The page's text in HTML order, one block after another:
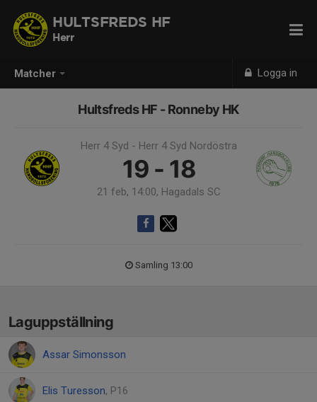
Matcher Logga in
HULTSFREDS HF
Herr
Hultsfreds HF - Ronneby HK
Herr 4 Syd - Herr 4 Syd Nordöstra
19 - 18
21 feb, 14:00, Hagadals SC
Samling 13:00
Laguppställning
Assar Simonsson
Elis Turesson, P16